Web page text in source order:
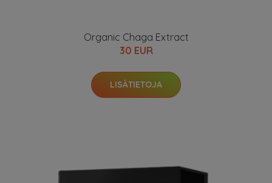
Organic Chaga Extract
30 EUR
LISÄTIETOJA